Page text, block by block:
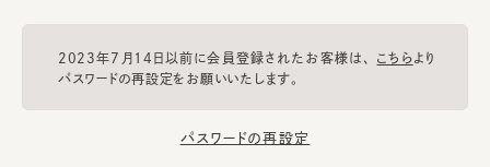
2023年7月14日以前に会員登録されたお客様は、 こちらより
パスワードの再設定をお願いいたします。
パスワードの再設定